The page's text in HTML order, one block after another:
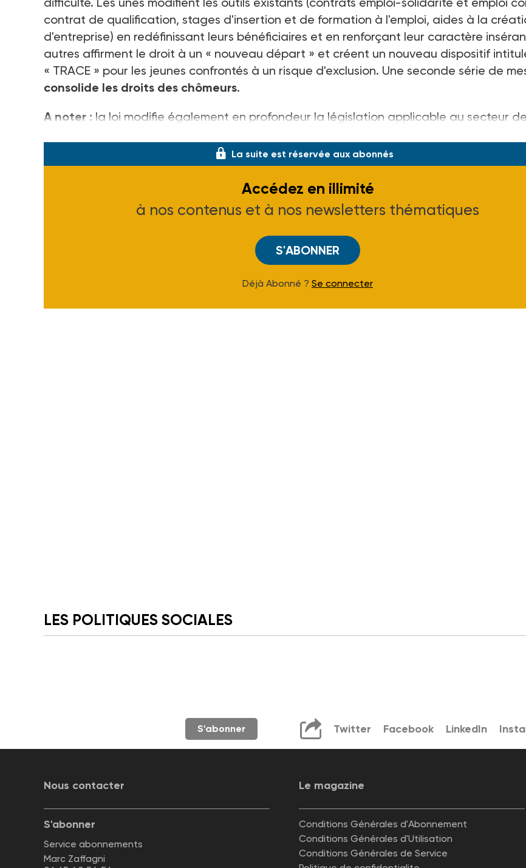
contrat de qualification, stages d'insertion et de formation à l'emploi, aides à la
d'entreprise) en redéfinissant leurs bénéficiaires et en renforçant leur caractère
autres affirment le droit à un « nouveau départ » et créent un nouveau dispositif
« TRACE » pour les jeunes confrontés à un risque d'exclusion. Une seconde série de
consolide les droits des chômeurs.
A noter : la loi modifie également en profondeur la législation applicable au secteur de
La suite est réservée aux abonnés
Accédez en illimité
à nos contenus et à nos newsletters thématiques
S'ABONNER
Déjà Abonné ? Se connecter
LES POLITIQUES SOCIALES
S'abonner Twitter Facebook LinkedIn
Nous contacter Le magazine
S'abonner
Service abonnements
Marc Zaffagni
Conditions Générales d'Abonnement
Conditions Générales d'Utilisation
Conditions Générales de Service